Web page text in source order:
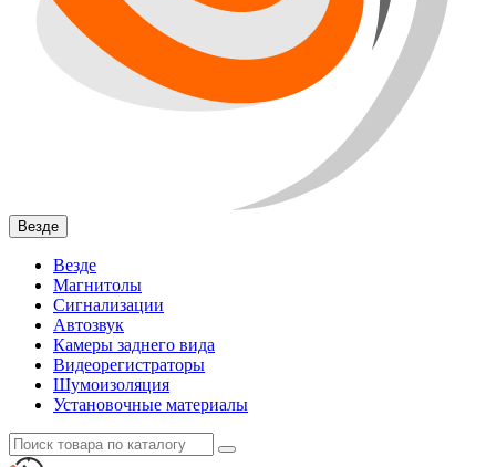
Везде
Везде
Магнитолы
Сигнализации
Автозвук
Камеры заднего вида
Видеорегистраторы
Шумоизоляция
Установочные материалы